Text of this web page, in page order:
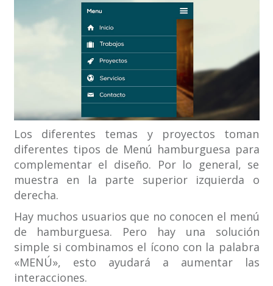
Los diferentes temas y proyectos toman
diferentes tipos de Menú hamburguesa para
complementar el diseño. Por lo general, se
muestra en la parte superior izquierda o
derecha.
Hay muchos usuarios que no conocen el menú
de hamburguesa. Pero hay una solución
simple si combinamos el ícono con la palabra
«MENÚ», esto ayudará a aumentar las
interacciones.